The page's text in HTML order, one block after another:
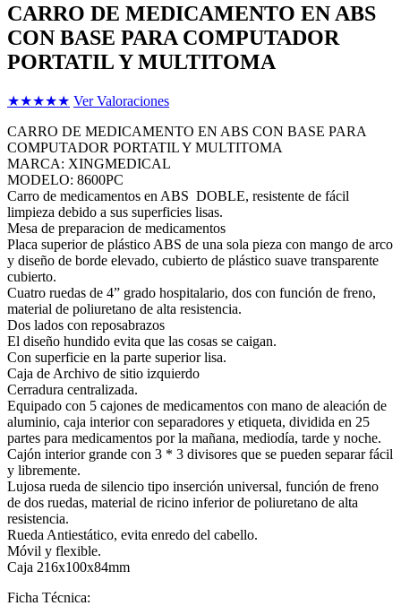
CARRO DE MEDICAMENTO EN ABS
CON BASE PARA COMPUTADOR
PORTATIL Y MULTITOMA
★★★★★ Ver Valoraciones
CARRO DE MEDICAMENTO EN ABS CON BASE PARA
COMPUTADOR PORTATIL Y MULTITOMA
MARCA: XINGMEDICAL
MODELO: 8600PC
Carro de medicamentos en ABS DOBLE, resistente de fácil
limpieza debido a sus superficies lisas.
Mesa de preparacion de medicamentos
Placa superior de plástico ABS de una sola pieza con mango de arco
y diseño de borde elevado, cubierto de plástico suave transparente
cubierto.
Cuatro ruedas de 4” grado hospitalario, dos con función de freno,
material de poliuretano de alta resistencia.
Dos lados con reposabrazos
El diseño hundido evita que las cosas se caigan.
Con superficie en la parte superior lisa.
Caja de Archivo de sitio izquierdo
Cerradura centralizada.
Equipado con 5 cajones de medicamentos con mano de aleación de
aluminio, caja interior con separadores y etiqueta, dividida en 25
partes para medicamentos por la mañana, mediodía, tarde y noche.
Cajón interior grande con 3 * 3 divisores que se pueden separar fácil
y libremente.
Lujosa rueda de silencio tipo inserción universal, función de freno
de dos ruedas, material de ricino inferior de poliuretano de alta
resistencia.
Rueda Antiestático, evita enredo del cabello.
Móvil y flexible.
Caja 216x100x84mm
Ficha Técnica: